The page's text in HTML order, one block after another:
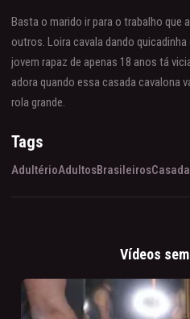
Basta o marido ir para o trabalho que
outros. Loira cavala dando
jovem rapaz de apenas 18 anos tá
adora quando essa casada cavalona
rola grande.
Tags
AdultérioAdultosBrasileiros
Vídeos